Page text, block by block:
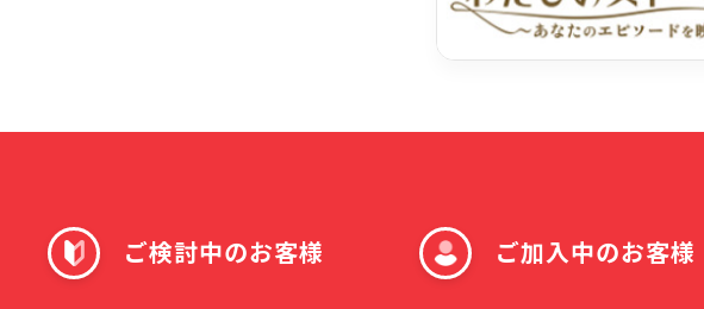
ご検討中のお客様 ご加入中のお客様